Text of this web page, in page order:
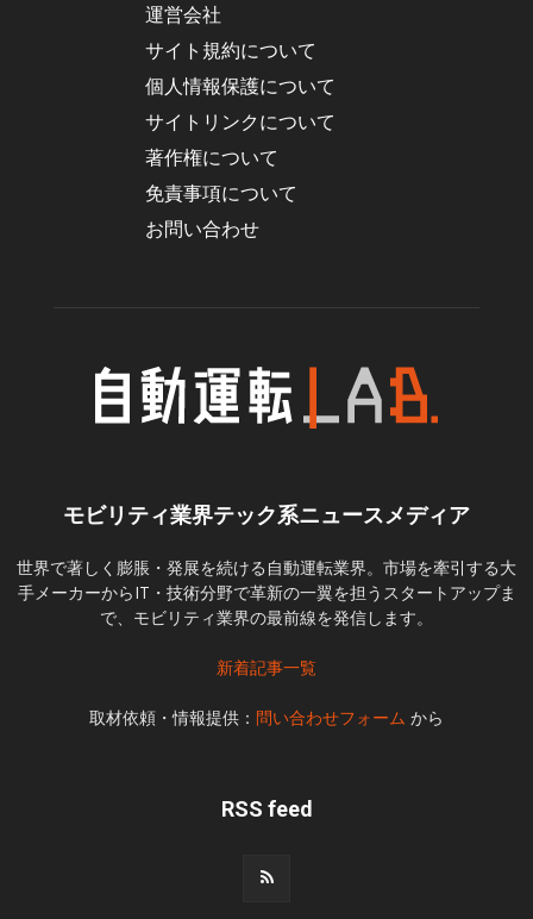
運営会社
サイト規約について
個人情報保護について
サイトリンクについて
著作権について
免責事項について
お問い合わせ
モビリティ業界テック系ニュースメディア
世界で著しく膨脹・発展を続ける自動運転業界。市場を牽引する大
手メーカーからIT・技術分野で革新の一翼を担うスタートアップま
で、モビリティ業界の最前線を発信します。
新着記事一覧
取材依頼・情報提供： 問い合わせフォーム から
RSS feed